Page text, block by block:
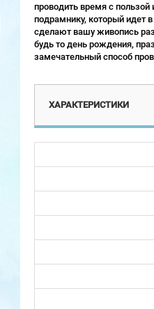
проводить время с
подрамнику, который идет
сделают вашу живопись
будь то день рождения,
замечательный способ
ХАРАКТЕРИСТИКИ